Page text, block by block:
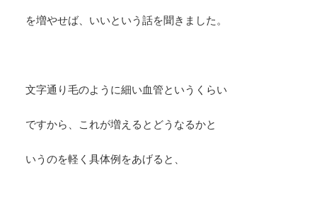
を増やせば、いいという話を聞きました。
文字通り毛のように細い血管というくらい
ですから、これが増えるとどうなるかと
いうのを軽く具体例をあげると、